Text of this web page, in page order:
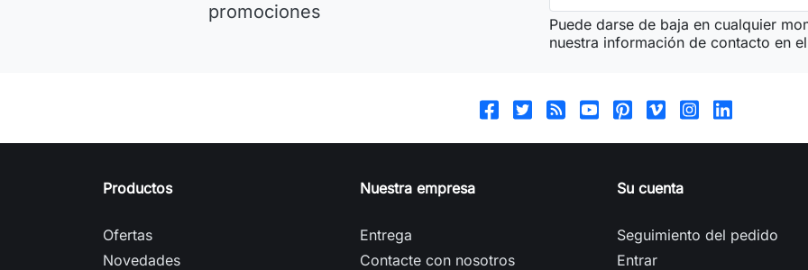
promociones
Puede darse de baja en cualquier
nuestra información de contacto en
Productos
Ofertas
Novedades
Nuestra empresa
Entrega
Contacte con nosotros
Su cuenta
Seguimiento del pedido
Entrar